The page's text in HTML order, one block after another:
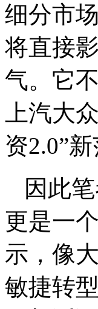
细分市
将直接
气。它
上汽大
资2.0”新
因此
更是一
示，像
敏捷转